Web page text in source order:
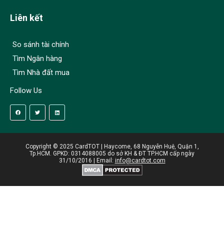
Liên kết
So sánh tài chính
Tìm Ngân hàng
Tìm Nhà đất mua
Follow Us
Copyright © 2025 CardTOT | Haycome, 68 Nguyễn Huệ, Quận 1,
Tp.HCM. GPKD: 0314088005 do sở KH & ĐT TP.HCM cấp ngày
31/10/2016 | Email: info@cardtot.com